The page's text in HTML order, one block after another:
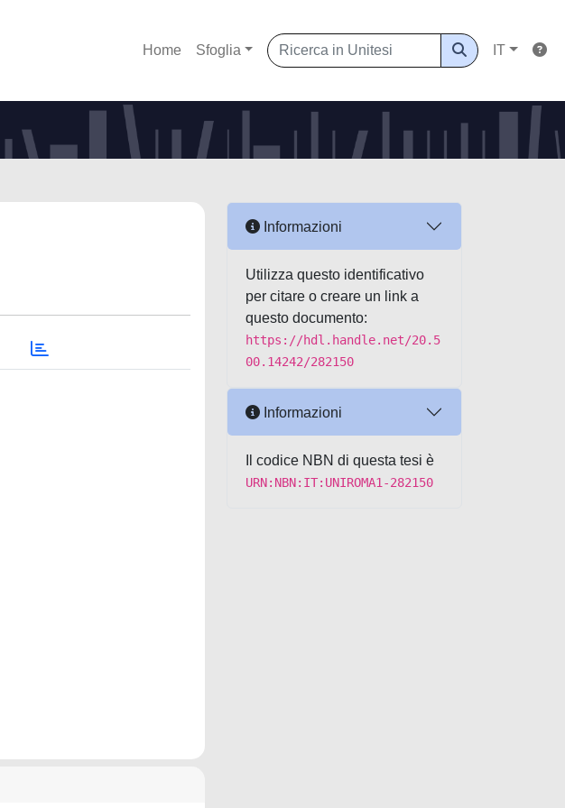
Home Sfoglia IT
Informazioni
Utilizza questo identificativo
per citare o creare un link a
questo documento:
https://hdl.handle.net/20.5
00.14242/282150
Informazioni
Il codice NBN di questa tesi è
URN:NBN:IT:UNIROMA1-282150